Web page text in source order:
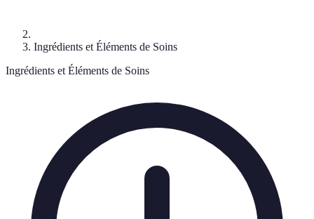
Ingrédients et Éléments de Soins
Ingrédients et Éléments de Soins